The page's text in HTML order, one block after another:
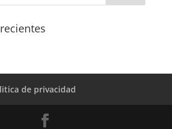
de privacidad